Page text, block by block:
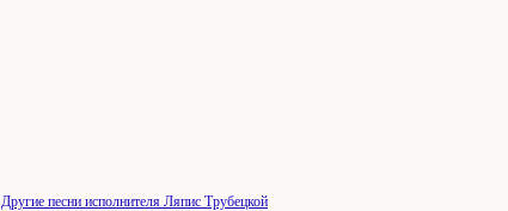
Другие песни исполнителя Ляпис Трубецкой